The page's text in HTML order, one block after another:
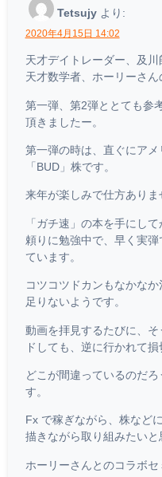
Tetsujy より:
2020年4月15日 14:02
天才デイトレーダー、及川
天才数学者、ホーリーさん
第一弾、第2弾ととても参
頂きましたー。
第一弾の時は、直ぐにア
「BUD」株です。
来年が楽しみで仕方ありま
「ガチ速」の本を手にし
頼りに勉強中で、早く実
ています。
コツコツドカンもなかな
足りないようです。
動画を拝見するたびに、そ
ドしても、逆に行かれて損
どこが間違っているのだ
す。
Fx で稼ぎながら、株など
描きながら取り組みたいと
ホーリーさんとのコラボセ